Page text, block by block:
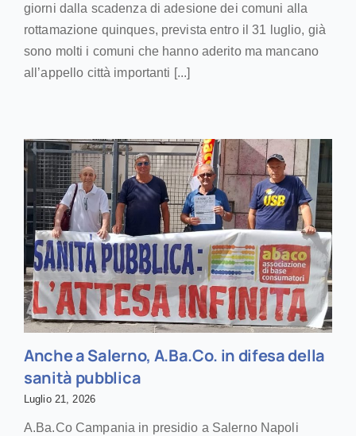
giorni dalla scadenza di adesione dei comuni alla
rottamazione quinques, prevista entro il 31 luglio, già
sono molti i comuni che hanno aderito ma mancano
all’appello città importanti [...]
Anche a Salerno, A.Ba.Co. in difesa della
sanità pubblica
Luglio 21, 2026
A.Ba.Co Campania in presidio a Salerno Napoli